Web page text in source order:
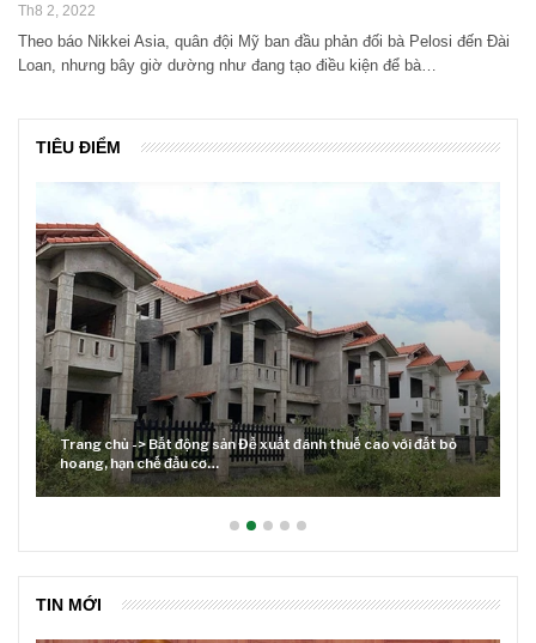
Th8 2, 2022
Theo báo Nikkei Asia, quân đội Mỹ ban đầu phản đối bà Pelosi đến Đài
Loan, nhưng bây giờ dường như đang tạo điều kiện để bà…
TIÊU ĐIỂM
Trang chủ -> Bất động sản Đề xuất đánh thuế cao với đất bỏ
hoang, hạn chế đầu cơ…
TIN MỚI